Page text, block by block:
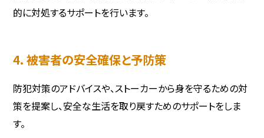
的に対処するサポートを行います。
4. 被害者の安全確保と予防策
防犯対策のアドバイスや、ストーカーから身を守るための対
策を提案し、安全な生活を取り戻すためのサポートをしま
す。